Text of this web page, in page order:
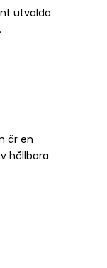
utvalda
är en
hållbara